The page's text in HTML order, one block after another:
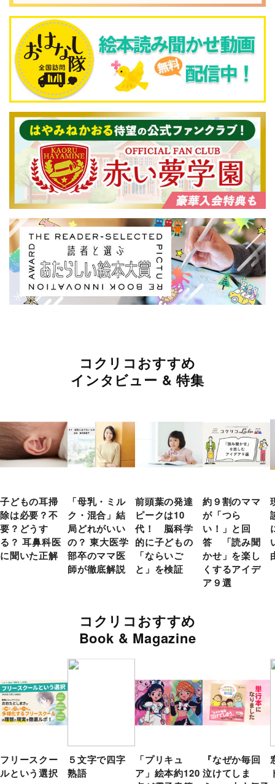
コクリコおすすめ
インタビュー & 特集
子どもの耳掃
除は必要？不
要？どうす
る？ 耳鼻科医
に聞いた正解
「母乳・ミル
ク・混合」結
局どれがいい
の？ 東大医学
部卒のママ医
師が徹底解説
前頭葉の発達
ピークは10
代！ 脳科学
的に子どもの
「ならいご
と」を検証
約９割のママ
が「つら
い！」と回
答 「読み聞
かせ」を楽し
くするアイデ
ア９選
コクリコおすすめ
Book & Magazine
フリースクー
ルという選択
５文字で四字
熟語
「プリキュ
ア」絵本約120
『なぜか毎回
泣けてしま